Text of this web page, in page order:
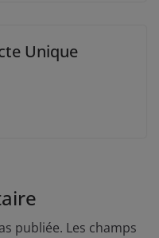
Unique
publiée. Les champs